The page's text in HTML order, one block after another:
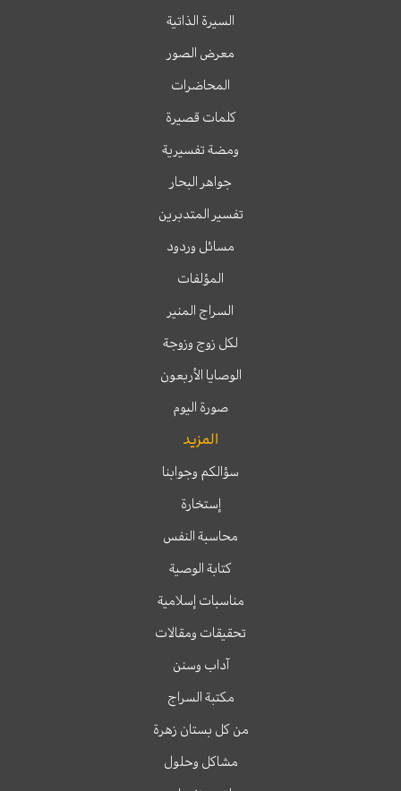
السيرة الذاتية
معرض الصور
المحاضرات
كلمات قصيرة
ومضة تفسيرية
جواهر البحار
تفسير المتدبرين
مسائل وردود
المؤلفات
السراج المنير
لكل زوج وزوجة
الوصايا الأربعون
صورة اليوم
المزيد
سؤالكم وجوابنا
إستخارة
محاسبة النفس
كتابة الوصية
مناسبات إسلامية
تحقيقات ومقالات
آداب وسنن
مكتبة السراج
من كل بستان زهرة
مشاكل وحلول